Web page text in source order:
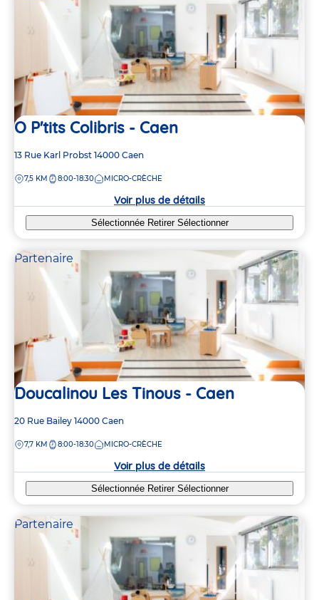
O P'tits Colibris - Caen
Adresse
la
13 Rue Karl Probst 14000 Caen
DISTANCE
7,5 KM 8:00-18:30 MICRO-CRÈCHE
Voir plus de détails
Sélectionnée Retirer Sélectionner
Partenaire
Doucalinou Les Tinous - Caen
Adresse
la
20 Rue Bailey 14000 Caen
DISTANCE
7,7 KM 8:00-18:30 MICRO-CRÈCHE
Voir plus de détails
Sélectionnée Retirer Sélectionner
Partenaire